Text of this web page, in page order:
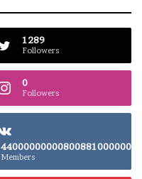
1289
Followers
0
Followers
Members